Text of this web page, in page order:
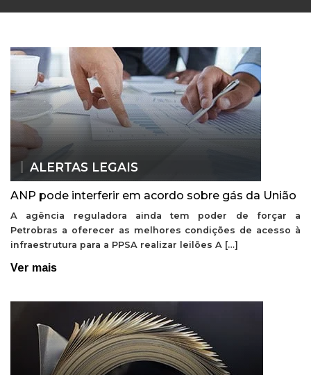
ALERTAS LEGAIS
ANP pode interferir em acordo sobre gás da União
A agência reguladora ainda tem poder de forçar a
Petrobras a oferecer as melhores condições de acesso à
infraestrutura para a PPSA realizar leilões A […]
Ver mais